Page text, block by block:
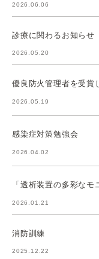
2026.06.06
診療に関わるお知らせ
2026.05.20
優良防火管理者を受賞
2026.05.19
感染症対策勉強会
2026.04.02
「透析装置の多彩な
2026.01.21
消防訓練
2025.12.22